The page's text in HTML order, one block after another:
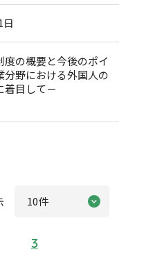
日
度の概要と今後のポイ
野における外国人の
着目して－
3